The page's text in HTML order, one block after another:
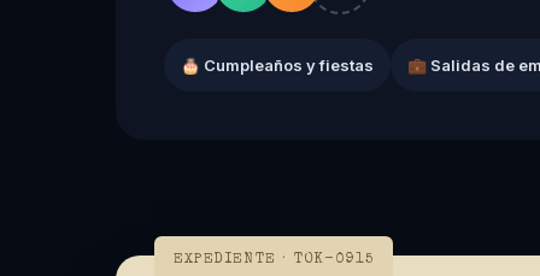
🎂 Cumpleaños y fiestas 💼 Salidas de
EXPEDIENTE · TOK-0915